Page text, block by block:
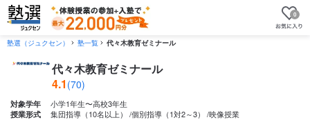
0
塾選（ジュクセン） 塾一覧 代々木教育ゼミナール
代々木教育ゼミナール
4.1 (70)
対象学年 小学1年生〜高校3年生
授業形式 集団指導（10名以上） 個別指導（1対2～3） 映像授業